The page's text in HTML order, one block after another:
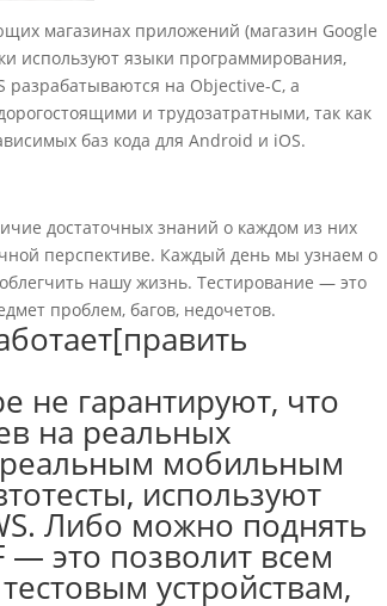
магазинах приложений (магазин Google
используют языки программирования,
на Objective-C, а
и трудозатратными, так как
баз кода для Android и iOS.
достаточных знаний о каждом из них
перспективе. Каждый день мы узнаем о
нашу жизнь. Тестирование — это
проблем, багов, недочетов.
не гарантируют, что
на реальных
реальным мобильным
используют
Либо можно поднять
— это позволит всем
устройствам,